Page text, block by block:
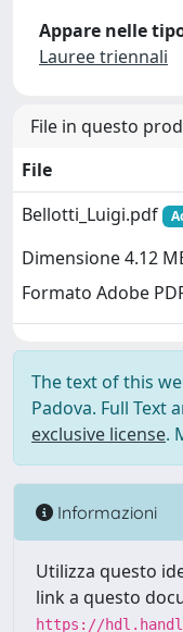
Appare nelle
Lauree triennali
File in questo
File
Bellotti_Luigi.pdf
Dimensione 4.12
Formato Adobe
The text of this
Padova. Full Text
exclusive license.
Informazioni
Utilizza questo
link a questo
https://